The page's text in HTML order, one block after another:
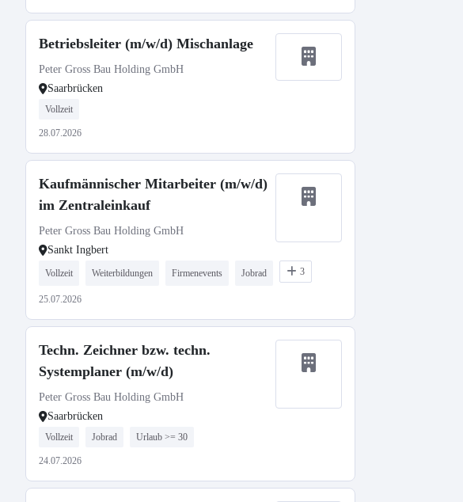
Betriebsleiter (m/w/d) Mischanlage
Peter Gross Bau Holding GmbH
Saarbrücken
Vollzeit
28.07.2026
Kaufmännischer Mitarbeiter (m/w/d)
im Zentraleinkauf
Peter Gross Bau Holding GmbH
Sankt Ingbert
Vollzeit Weiterbildungen Firmenevents Jobrad 3
25.07.2026
Techn. Zeichner bzw. techn.
Systemplaner (m/w/d)
Peter Gross Bau Holding GmbH
Saarbrücken
Vollzeit Jobrad Urlaub >= 30
24.07.2026